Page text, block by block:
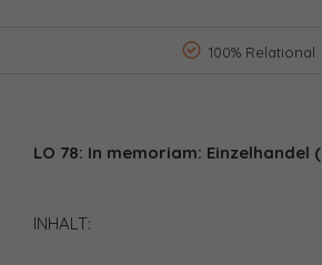
100% Relational
LO 78: In memoriam: Einzelhandel
INHALT: